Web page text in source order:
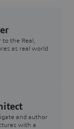
to the Real,
as real world
and author
with a